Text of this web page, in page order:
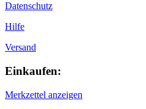
Datenschutz
Hilfe
Versand
Einkaufen:
Merkzettel anzeigen